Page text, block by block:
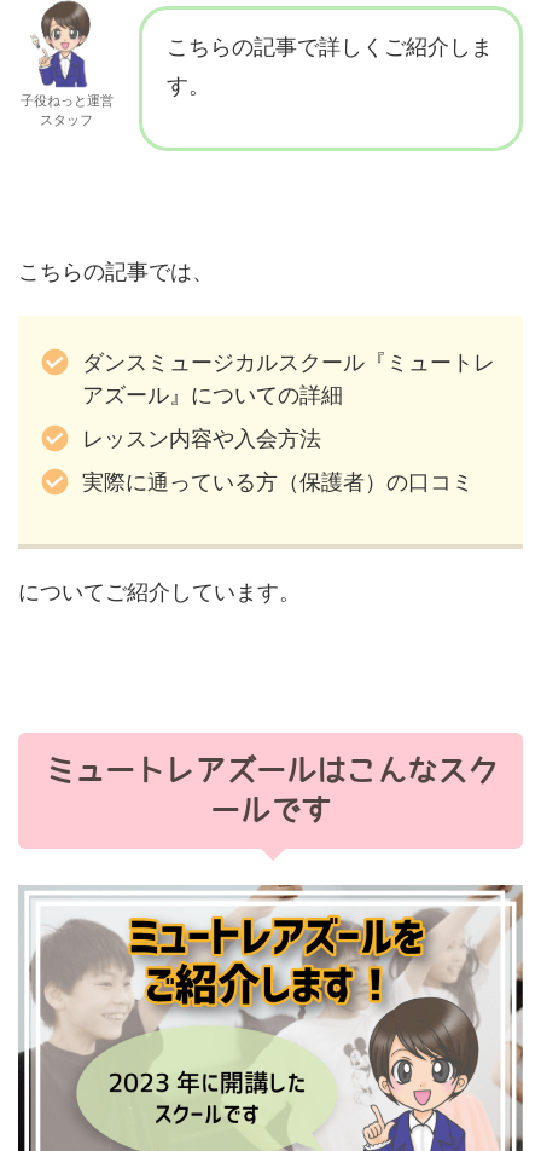
子役ねっと運営
スタッフ
こちらの記事で詳しくご紹介しま
す。
こちらの記事では、
ダンスミュージカルスクール『ミュートレ
アズール』についての詳細
レッスン内容や入会方法
実際に通っている方（保護者）の口コミ
についてご紹介しています。
ミュートレアズールはこんなスク
ールです